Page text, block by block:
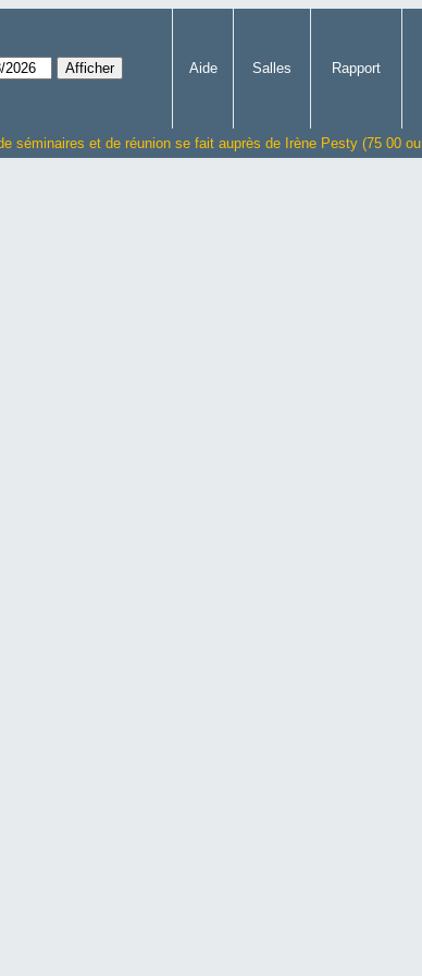
Aide Salles Rapport
séminaires et de réunion se fait auprès de Irène Pesty (75 00 ou